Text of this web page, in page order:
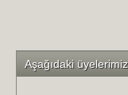
Aşağıdaki